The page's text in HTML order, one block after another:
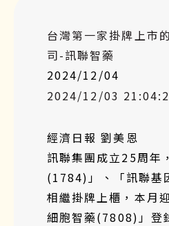
台灣第一家掛牌上市
司-訊聯智藥
2024/12/04
2024/12/03
經濟日報 劉美恩
訊聯集團成立25周年
(1784)」、「訊聯基
相繼掛牌上櫃，本月
細胞智藥(7808)」登